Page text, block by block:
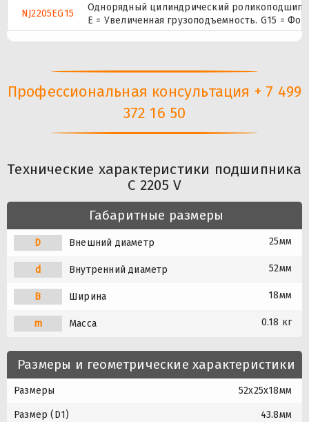
NJ2205EG15
Однорядный цилиндрический
E = Увеличенная грузоподъемность. G15 =
Профессиональная консультация + 7 499
372 16 50
Технические характеристики подшипника
C 2205 V
Габаритные размеры
D Внешний диаметр 25мм
d Внутренний диаметр 52мм
B Ширина 18мм
m Масса 0.18 кг
Размеры и геометрические характеристики
Размеры 52x25x18мм
Размер (D1) 43.8мм